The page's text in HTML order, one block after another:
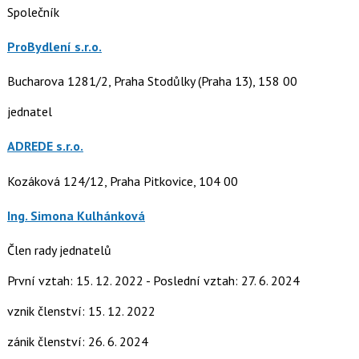
Společník
ProBydlení s.r.o.
Bucharova 1281/2, Praha Stodůlky (Praha 13), 158 00
jednatel
ADREDE s.r.o.
Kozáková 124/12, Praha Pitkovice, 104 00
Ing. Simona Kulhánková
Člen rady jednatelů
První vztah: 15. 12. 2022 - Poslední vztah: 27. 6. 2024
vznik členství: 15. 12. 2022
zánik členství: 26. 6. 2024